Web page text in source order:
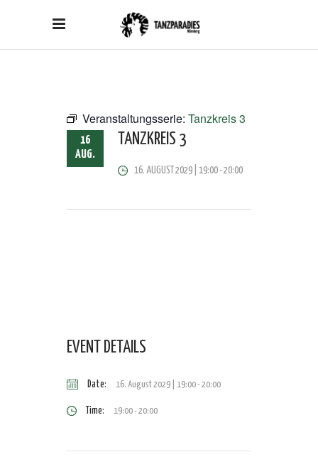
Veranstaltungsserie: Tanzkreis 3
16
AUG.
TANZKREIS 3
16. AUGUST 2029 | 19:00-20:00
EVENT DETAILS
Date: 16. August 2029 | 19:00-20:00
Time: 19:00 - 20:00